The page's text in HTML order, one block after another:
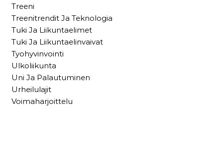
Treeni
Treenitrendit Ja Teknologia
Tuki Ja Liikuntaelimet
Tuki Ja Liikuntaelinvaivat
Tyohyvinvointi
Ulkoliikunta
Uni Ja Palautuminen
Urheilulajit
Voimaharjoittelu